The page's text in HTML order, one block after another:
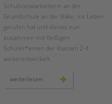
Schulsozialarbeiterin an der
Grundschule an der Bäke, ins Leben
gerufen hat und dieses nun
zusammen mit fleißigen
Schüler*innen der Klassen 2-4
weiterentwickelt.
weiterlesen schule